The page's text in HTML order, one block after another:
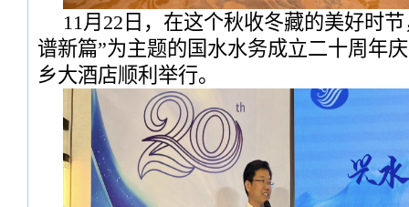
11月22日，在这个秋收冬藏的美好时
谱新篇”为主题的国水水务成立二十周年
乡大酒店顺利举行。